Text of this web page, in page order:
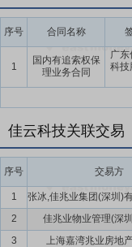
序号 合同名称
1
国内有追索权保
理业务合同
广东
科技
佳云科技关联交易
序号 交易方
1
2
佳兆业物业管理(深
3
上海嘉湾兆业房地